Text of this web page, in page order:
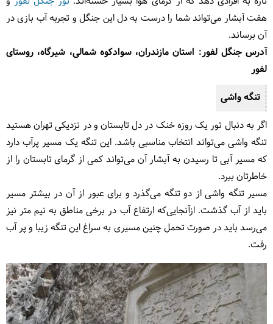
هفت آبشار می‌تواند شما را درست به دل این جنگل و تجربه آب بازی در
آن برساند.
آدرس جنگل لفور: استان مازندران، سوادکوه شمالی، شیرگاه، روستای
لفور
تنگه واشی
اگر به دنبال تور یک روزه خنک در دل تابستان و در نزدیکی تهران هستید
تنگه واشی می‌تواند انتخاب مناسبی باشد. این تنگه یک مسیر پرآب دارد
که مسیر آبی تا رسیدن به آبشار آن می‌تواند کمی از گرمای تابستان را از
خاطرتان ببرد.
مسیر تنگه واشی از دو تنگه می‌گذرد و برای عبور از آن در بیشتر مسیر
باید از آب گذشت. ازآنجایی‌که ارتفاع آب در برخی مناطق به نیم متر نیز
می‌رسد باید در صورت تحمل چنین مسیری به سراغ این تنگه زیبا و پر آب
رفت.